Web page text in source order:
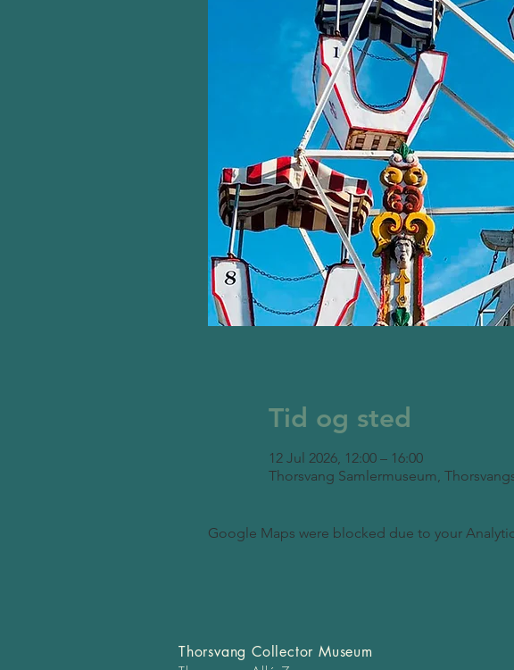
Tid og sted
12 Jul 2026, 12:00 – 16:00
Thorsvang Samlermuseum,
Google Maps were blocked due to your
Thorsvang Collector Museum